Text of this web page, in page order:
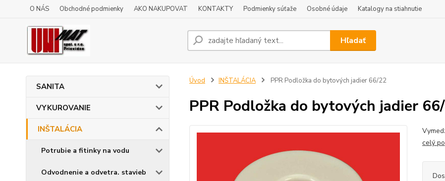
O NÁS Obchodné podmienky AKO NAKUPOVAT KONTAKTY Podmienky súťaže Osobné údaje Katalogy na stiahnutie
Hľadať
SANITA
VYKUROVANIE
INŠTALÁCIA
Potrubie a fitinky na vodu
Odvodnenie a odvetra. stavieb
Úvod INŠTALÁCIA PPR Podložka do bytových jadier 66/22
PPR Podložka do bytových jadier
celý